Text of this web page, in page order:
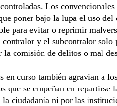
Los
poner bajo la lupa el uso del
para evitar o reprimir
y el subcontralor solo
comisión de delitos o mal
en curso también agravian a
que se empeñan en repartirse
la ciudadanía ni por las